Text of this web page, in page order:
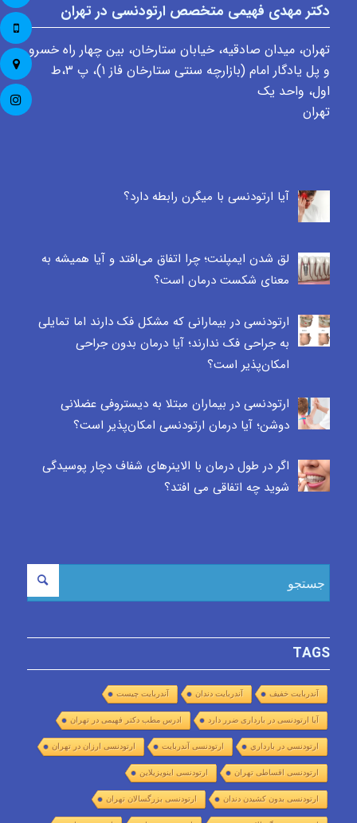
دکتر مهدی فهیمی متخصص ارتودنسی در تهران
تهران، میدان صادقیه، خیابان ستارخان، بین چهار راه خسرو
و پل یادگار امام (بازارچه سنتی ستارخان فاز ۱)، پ ٣،ط
اول، واحد یک
تهران
آیا ارتودنسی با میگرن رابطه دارد؟
لق شدن ایمپلنت؛ چرا اتفاق می‌افتد و آیا همیشه به
معنای شکست درمان است؟
ارتودنسی در بیمارانی که مشکل فک دارند اما تمایلی
به جراحی فک ندارند؛ آیا درمان بدون جراحی
امکان‌پذیر است؟
ارتودنسی در بیماران مبتلا به دیستروفی عضلانی
دوشن؛ آیا درمان ارتودنسی امکان‌پذیر است؟
اگر در طول درمان با الاینرهای شفاف دچار پوسیدگی
شوید چه اتفاقی می افتد؟
TAGS
آندربایت خفیف آندربایت دندان آندربایت چیست
آیا ارتودنسی در بارداری ضرر دارد ادرس مطب دکتر فهیمی در تهران
ارتودنسي در بارداري ارتودنسی آندربایت ارتودنسی ارزان در تهران
ارتودنسی اقساطی تهران ارتودنسی اینویزیلاین
ارتودنسی بدون کشیدن دندان ارتودنسی بزرگسالان تهران